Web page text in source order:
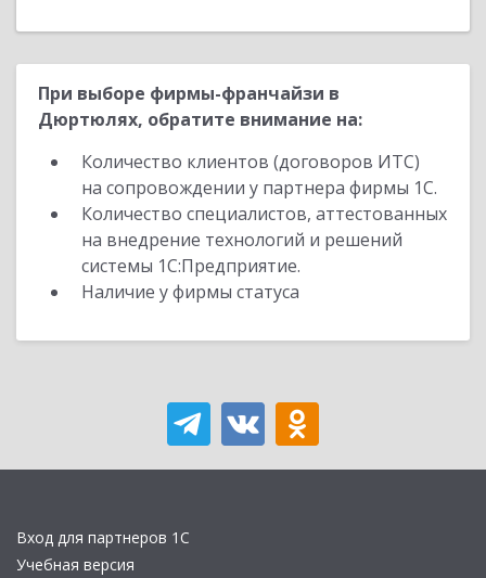
При выборе фирмы-франчайзи в
Дюртюлях, обратите внимание на:
Количество клиентов (договоров ИТС)
на сопровождении у партнера фирмы 1С.
Количество специалистов, аттестованных
на внедрение технологий и решений
системы 1С:Предприятие.
Наличие у фирмы статуса
Вход для партнеров 1С
Учебная версия